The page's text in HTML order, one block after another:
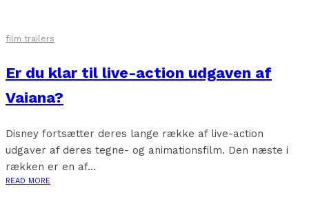
film trailers
Er du klar til live-action udgaven af
Vaiana?
Disney fortsætter deres lange række af live-action
udgaver af deres tegne- og animationsfilm. Den næste i
rækken er en af...
READ MORE